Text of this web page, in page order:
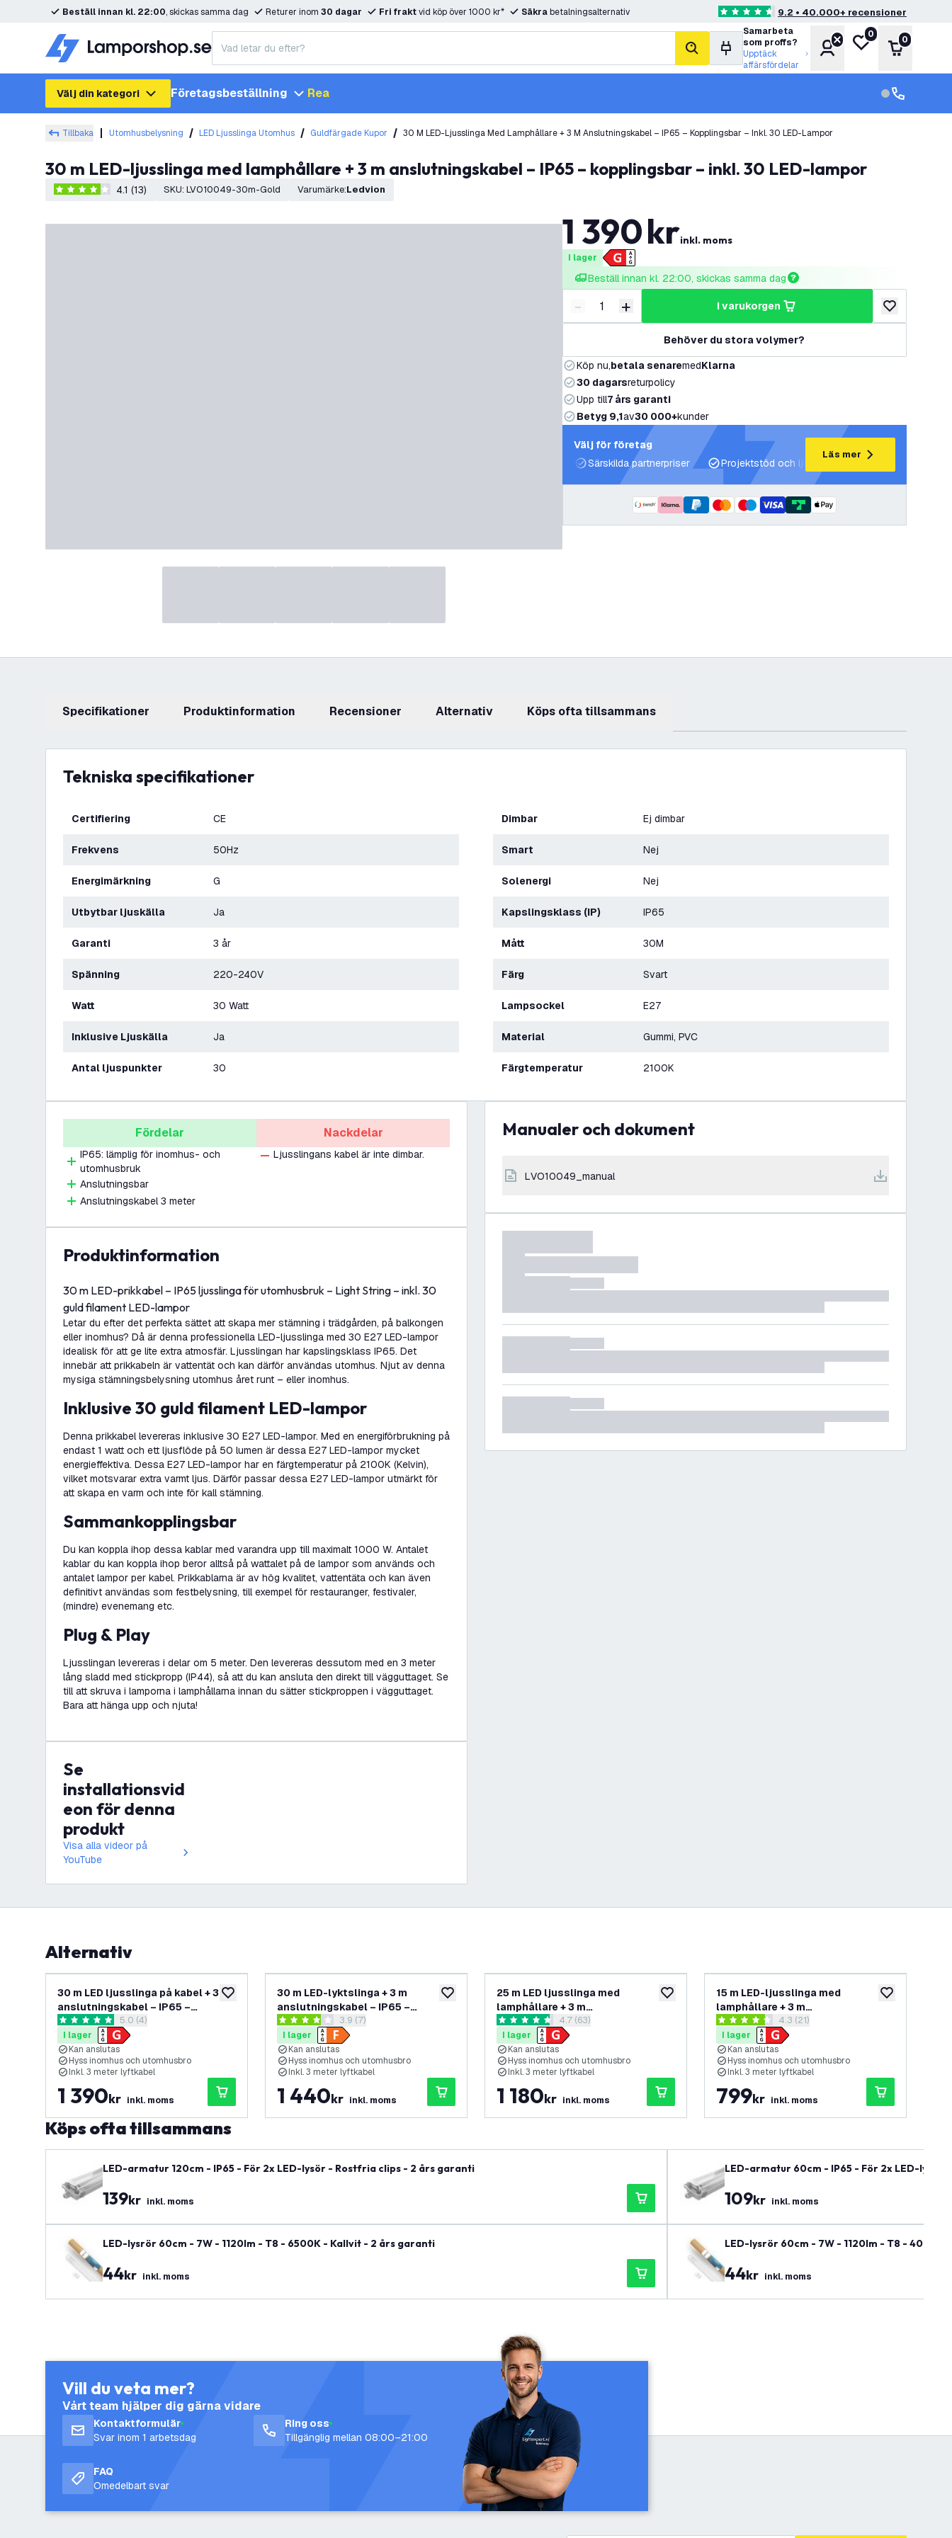
Beställ innan kl. 22:00, skickas samma dag Returer inom 30 dagar Fri fraktvid köp över 1000 kr* Säkrabetalningsalternativ 4.6 stjärnbetyg9.2 • 40.000+ recensioner
sök
Samarbeta
som proffs?
Upptäck
affärsfördelar
KontoMin önskelista
0
Varukorg
0
Välj din kategori Företagsbeställning Rea kundservice
kundservice
Tillbaka Utomhusbelysning LED Ljusslinga Utomhus Guldfärgade Kupor 30 M LED-Ljusslinga Med Lamphållare + 3 M Anslutningskabel – IP65 – Kopplingsbar – Inkl. 30 LED-Lampor
30 m LED-ljusslinga med lamphållare + 3 m anslutningskabel – IP65 – kopplingsbar – inkl. 30 LED-lampor
4.1 stjärnbetyg4.1 (13) SKU: LVO10049-30m-Gold Varumärke: Ledvion
1 390krinkl. moms
I lager
Beställ innan kl. 22:00, skickas samma dag
Minska antal
- Öka antal
+ i varukorgen
lägg till i
Behöver du stora volymer?
Köp nu,betala senaremedKlarna
30 dagarsreturpolicy
Upp till7 års garanti
Betyg 9,1av30 000+kunder
Välj för företag
Särskilda partnerpriser
Projektstöd och ljusplaner
Läs mer
Specifikationer produktinformation recensioner Alternativ Köps ofta tillsammans
Tekniska specifikationer
Certifiering CE
Frekvens 50Hz
Energimärkning G
Utbytbar ljuskälla Ja
Garanti 3 år
Spänning 220-240V
Watt 30 Watt
Inklusive Ljuskälla Ja
Antal ljuspunkter 30
Dimbar Ej dimbar
Smart Nej
Solenergi Nej
Kapslingsklass (IP) IP65
Mått 30M
Färg Svart
Lampsockel E27
Material Gummi, PVC
Färgtemperatur 2100K
Fördelar
IP65: lämplig för inomhus- och
utomhusbruk
Anslutningsbar
Anslutningskabel 3 meter
Nackdelar
Ljusslingans kabel är inte dimbar.
produktinformation
30 m LED-prikkabel – IP65 ljusslinga för utomhusbruk – Light String – inkl. 30
guld filament LED-lampor
Letar du efter det perfekta sättet att skapa mer stämning i trädgården, på balkongen
eller inomhus? Då är denna professionella LED-ljusslinga med 30 E27 LED-lampor
idealisk för att ge lite extra atmosfär. Ljusslingan har kapslingsklass IP65. Det
innebär att prikkabeln är vattentät och kan därför användas utomhus. Njut av denna
mysiga stämningsbelysning utomhus året runt – eller inomhus.
Inklusive 30 guld filament LED-lampor
Denna prikkabel levereras inklusive 30 E27 LED-lampor. Med en energiförbrukning på
endast 1 watt och ett ljusflöde på 50 lumen är dessa E27 LED-lampor mycket
energieffektiva. Dessa E27 LED-lampor har en färgtemperatur på 2100K (Kelvin),
vilket motsvarar extra varmt ljus. Därför passar dessa E27 LED-lampor utmärkt för
att skapa en varm och inte för kall stämning.
Sammankopplingsbar
Du kan koppla ihop dessa kablar med varandra upp till maximalt 1000 W. Antalet
kablar du kan koppla ihop beror alltså på wattalet på de lampor som används och
antalet lampor per kabel. Prikkablarna är av hög kvalitet, vattentäta och kan även
definitivt användas som festbelysning, till exempel för restauranger, festivaler,
(mindre) evenemang etc.
Plug & Play
Ljusslingan levereras i delar om 5 meter. Den levereras dessutom med en 3 meter
lång sladd med stickpropp (IP44), så att du kan ansluta den direkt till vägguttaget. Se
till att skruva i lamporna i lamphållarna innan du sätter stickproppen i vägguttaget.
Bara att hänga upp och njuta!
Se
installationsvid
eon för denna
produkt
Visa alla videor på
YouTube
Manualer och dokument
LVO10049_manual
Alternativ
lägg till i önskelistan
30 m LED ljusslinga på kabel + 3 m
anslutningskabel – IP65 –
kopplingsbar – inkl. 30 LED-lampor
öppna recensionspanel
5 stjärnbetyg 5.0 (4)
I lager
Kan anslutas
Hyss inomhus och utomhusbro
Inkl. 3 meter lyftkabel
1 390kr inkl. moms
lägg till i önskelistan
30 m LED-lyktslinga + 3 m
anslutningskabel – IP65 –
Kopplingsbar – Inkl. 30 LED-
lampor
öppna recensionspanel
3.9 stjärnbetyg3.9 (7)
I lager
Kan anslutas
Hyss inomhus och utomhusbro
Inkl. 3 meter lyftkabel
1 440kr inkl. moms
lägg till i önskelistan
25 m LED ljusslinga med
lamphållare + 3 m
anslutningskabel – IP65 –
Kopplingsbar – Inkl. 25 LED-lampor
öppna recensionspanel
4.7 stjärnbetyg4.7 (63)
I lager
Kan anslutas
Hyss inomhus och utomhusbro
Inkl. 3 meter lyftkabel
1 180kr inkl. moms
lägg till i
15 m LED-ljusslinga med
lamphållare + 3 m
anslutningskabel – IP65 –
Kopplingsbar – Inkl. 15 LED-lampor
öppna recensionspanel
4.3 stjärnbetyg4.3 (21)
I lager
Kan anslutas
Hyss inomhus och utomhusbro
Inkl. 3 meter lyftkabel
799kr inkl. moms
Köps ofta tillsammans
LED-armatur 120cm - IP65 - För 2x LED-lysör - Rostfria clips - 2 års garanti
139kr inkl. moms
LED-lysrör 60cm - 7W - 1120lm - T8 - 6500K - Kallvit - 2 års garanti
44kr inkl. moms
LED-armatur 60cm - IP65 - För 2x LED-lysör
109kr inkl. moms
LED-lysrör 60cm - 7W - 1120lm - T8 -
44kr inkl. moms
Vill du veta mer?
Vårt team hjälper dig gärna vidare
Kontaktformulär
Svar inom 1 arbetsdag
Ring oss
Tillgänglig mellan 08:00–21:00
FAQ
Omedelbart svar